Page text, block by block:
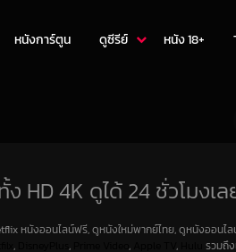
หนังการ์ตูน ดูซีรีย์ หนัง 18+
HD 4K ดูได้ 24 ชั่วโมงเล
หนังออนไลน์ฟรี, ดูหนังใหม่พากย์ไทย, ดูหนังออนไล
, , , , รวมถึ